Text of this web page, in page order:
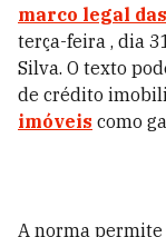
marco legal
terça-feira , dia
Silva. O texto
de crédito
imóveis como
A norma